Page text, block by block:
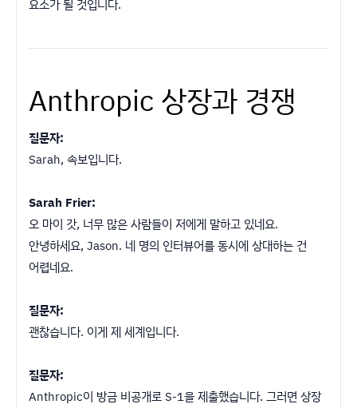
요소가 될 것입니다.
Anthropic 상장과 경쟁
질문자:
Sarah, 속보입니다.
Sarah Frier:
오 마이 갓, 너무 많은 사람들이 저에게 말하고 있네요.
안녕하세요, Jason. 네 명의 인터뷰어를 동시에 상대하는 건
어렵네요.
질문자:
괜찮습니다. 이게 제 세계입니다.
질문자:
Anthropic이 방금 비공개로 S-1을 제출했습니다. 그러면 상장